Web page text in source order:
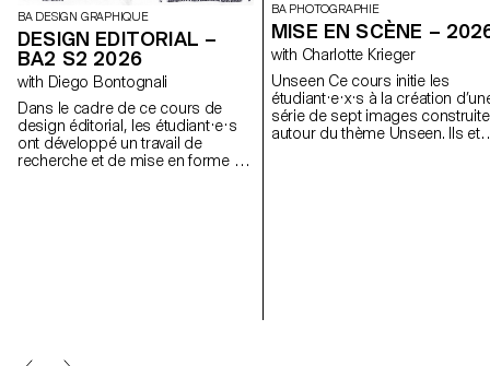
BA DESIGN GRAPHIQUE
DESIGN EDITORIAL –
BA2 S2 2026
with Diego Bontognali
Dans le cadre de ce cours de
design éditorial, les étudiant·e·s
ont développé un travail de
recherche et de mise en forme de
BA PHOTOGRAPHIE
MISE EN SCÈNE –
with Charlotte Krieger
Unseen Ce cours initie les
étudiant·e·x·s à la création
série de sept images
autour du thème Unseen. Ils et